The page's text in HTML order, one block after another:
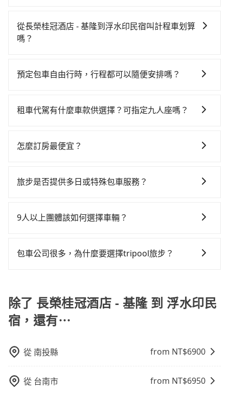
時不需要閉目養神（因為要自己開車），最重要的是你
當天就要來回，那在基隆路邊可隨租隨借的iRent應該是
桂冠酒店 - 基隆到浮水印民宿的花費預估為
時40元路邊停車費用預估進去，但額外的汽車保險與可
差的車款，如果人數超過四位，更是沒有較大的七人座
凹的車門仍未被修理，每一次租車都好像在開樂透一
車位，對於急著用車或者要載其他乘客的人來說就有不
上下車地點仍有段距離，在遇到下雨天或者載行李時，
從長榮桂冠酒店 - 基隆到浮水印民宿叫計程車划算
嗎？
灣大車隊、Uber和Yoxi，如果在路邊攔不到車，也可考
跳錶計算，價格約為1,765~2,100元間，若改選tripool
僅雙北的0.9%，其叫車的難度是雙北市的120倍。綜合
預定包車自由行時，行程都可以隨便安排嗎？
沒有到達海拔1500公里以上的山區，行程都是可以依照
租車代駕有什麼車款供選擇？可指定九人座嗎？
型車為主，車款品牌以豐田Toyota、福特Ford、福斯
車，百分百無菸車，乘客均有最高500萬乘客險。如果有
怎麼訂房最便宜？
OTA (online travel agent) 來完成，除了可以快速依據
會員或者使用特定的信用卡，還可以累積點數做現金回
Expedia.com、Trip.com等。正常來說，線上刷卡付款
賣的現象，便有可能到了現場卻沒房可住的窘境，所以
在預定時要不選擇評分高、評論多的飯店，不然就是還
要再人工電話與飯店確認。預訂民宿方面，如不怕麻
得便宜，但缺點就是多數要匯款並再人工確認。假如不
或者國際Airbnb都值得推薦。
旅步是否提供多日或特殊包車服務？
專人回覆您。
9人以上團體該如何選擇車輛？
9人以上之廂型車，其實屬違法。在現行法律下，營業小
行照不符，連司機的駕照都會不符。在路上被警察盤查
請下車終止行程事小，如果發生意外，保險公司可不予
賠償就事大了。千萬別為了省小錢而把朋友親人的安全
與一台小轎車比較划算，如人數超過12位就一定是叫一
是禁止大客車通行的，建議在預定時最好先與車行或平
台確認。
包車公司很多，為什麼要選擇tripool旅步？
旅途安全無憂，我們的司機都是專業且可靠的職業駕
駛。關於價格，旅步官網可一鍵即時查價，所示價格絕
無隱藏費用，且還提供優於其他業者更彈性的取消政
往市區還是郊區，我們都可以為您提供最佳的旅遊體
驗。所以，如果您正在尋找一家可靠的包車公司，
tripool旅步絕對是您值得信任的不二選擇！
除了 長榮桂冠酒店 - 基隆 到 浮水印民
宿，還有⋯
從 南投縣 from NT$6900
從 台南市 from NT$6950